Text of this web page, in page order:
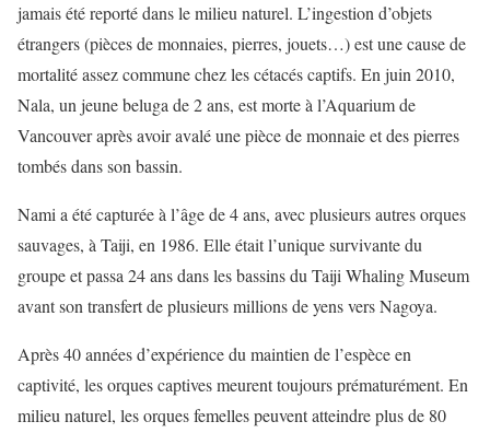
jamais été reporté dans le milieu naturel. L’ingestion d’objets
étrangers (pièces de monnaies, pierres, jouets…) est une cause de
mortalité assez commune chez les cétacés captifs. En juin 2010,
Nala, un jeune beluga de 2 ans, est morte à l’Aquarium de
Vancouver après avoir avalé une pièce de monnaie et des pierres
tombés dans son bassin.
Nami a été capturée à l’âge de 4 ans, avec plusieurs autres orques
sauvages, à Taiji, en 1986. Elle était l’unique survivante du
groupe et passa 24 ans dans les bassins du Taiji Whaling Museum
avant son transfert de plusieurs millions de yens vers Nagoya.
Après 40 années d’expérience du maintien de l’espèce en
captivité, les orques captives meurent toujours prématurément. En
milieu naturel, les orques femelles peuvent atteindre plus de 80